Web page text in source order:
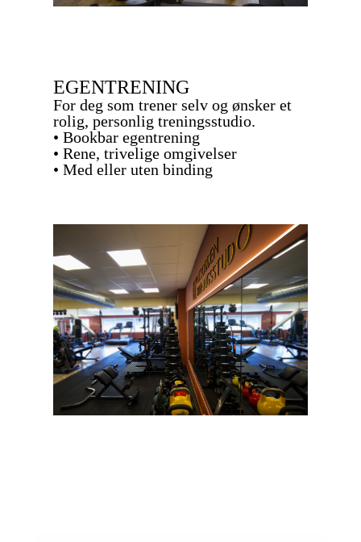
EGENTRENING
For deg som trener selv og ønsker et
rolig, personlig treningsstudio.
• Bookbar egentrening
• Rene, trivelige omgivelser
• Med eller uten binding